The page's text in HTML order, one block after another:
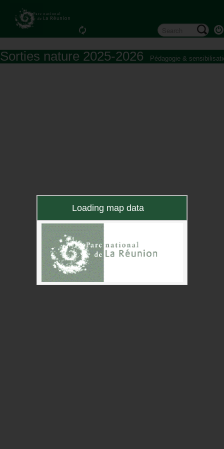
Sorties nature 2025-2026 Pédagogie &
Loading map data